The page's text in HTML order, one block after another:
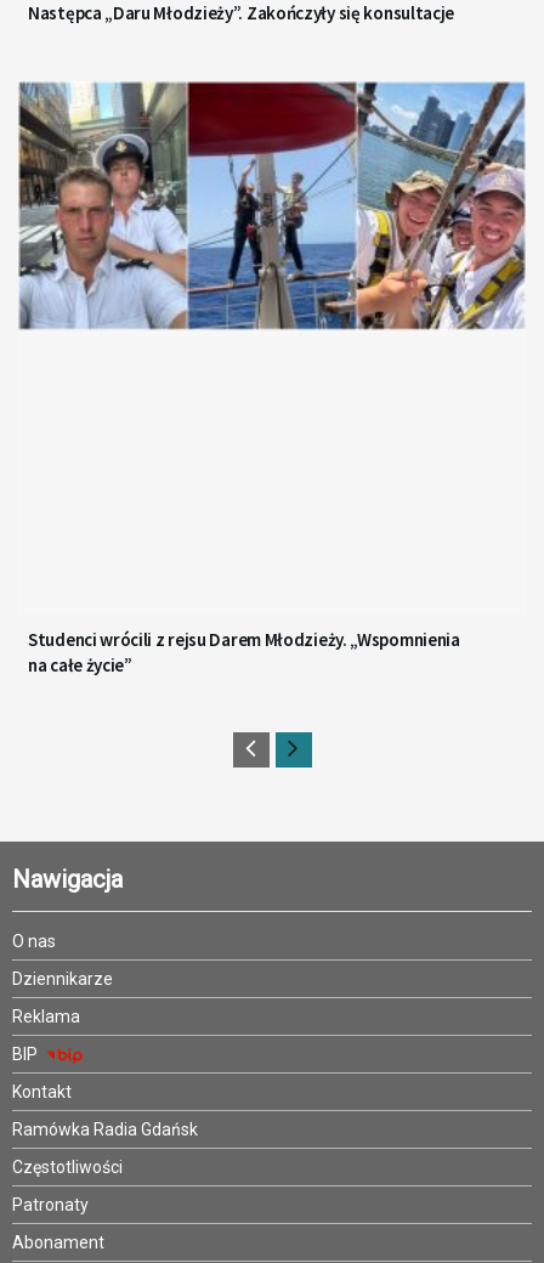
Następca „Daru Młodzieży”. Zakończyły się konsultacje
Studenci wrócili z rejsu Darem Młodzieży. „Wspomnienia
na całe życie”
Nawigacja
O nas
Dziennikarze
Reklama
BIP
Kontakt
Ramówka Radia Gdańsk
Częstotliwości
Patronaty
Abonament